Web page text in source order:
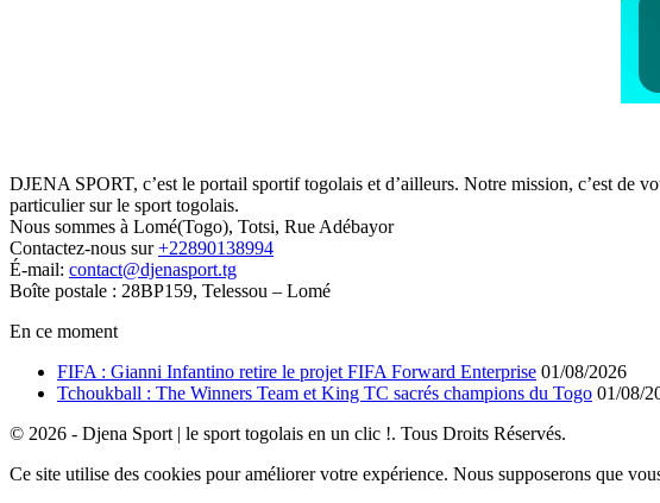
DJENA SPORT, c’est le portail sportif togolais et d’ailleurs. Notre mission, c’est de
particulier sur le sport togolais.
Nous sommes à Lomé(Togo), Totsi, Rue Adébayor
Contactez-nous sur+22890138994
É-mail: contact@djenasport.tg
Boîte postale : 28BP159, Telessou – Lomé
En ce moment
FIFA : Gianni Infantino retire le projet FIFA Forward Enterprise 01/08/2026
Tchoukball : The Winners Team et King TC sacrés champions du Togo 01/08/
© 2026 - Djena Sport | le sport togolais en un clic !. Tous Droits Réservés.
Ce site utilise des cookies pour améliorer votre expérience. Nous supposerons que